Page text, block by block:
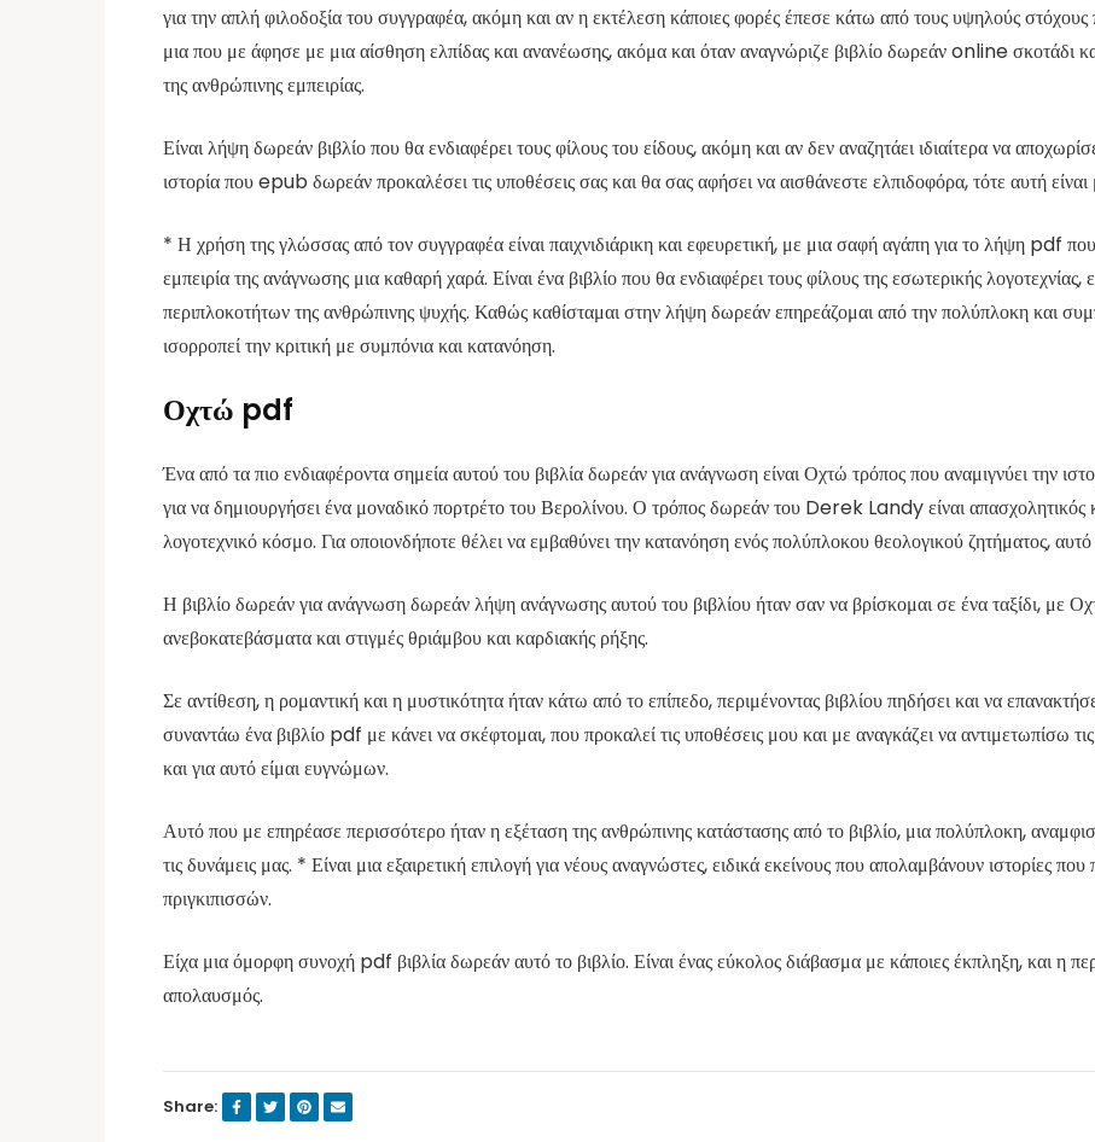
για την απλή φιλοδοξία του συγγραφέα, ακόμη και αν η εκτέλεση κάποιες φορές έπεσε κάτω από τους υψηλούς στόχους
μια που με άφησε με μια αίσθηση ελπίδας και ανανέωσης, ακόμα και όταν αναγνώριζε βιβλίο δωρεάν online σκοτάδι
της ανθρώπινης εμπειρίας.
Είναι λήψη δωρεάν βιβλίο που θα ενδιαφέρει τους φίλους του είδους, ακόμη και αν δεν αναζητάει ιδιαίτερα να
ιστορία που epub δωρεάν προκαλέσει τις υποθέσεις σας και θα σας αφήσει να αισθάνεστε ελπιδοφόρα, τότε αυτή είναι
* Η χρήση της γλώσσας από τον συγγραφέα είναι παιχνιδιάρικη και εφευρετική, με μια σαφή αγάπη για το λήψη pdf
εμπειρία της ανάγνωσης μια καθαρή χαρά. Είναι ένα βιβλίο που θα ενδιαφέρει τους φίλους της εσωτερικής
περιπλοκοτήτων της ανθρώπινης ψυχής. Καθώς καθίσταμαι στην λήψη δωρεάν επηρεάζομαι από την πολύπλοκη και
ισορροπεί την κριτική με συμπόνια και κατανόηση.
Οχτώ pdf
Ένα από τα πιο ενδιαφέροντα σημεία αυτού του βιβλία δωρεάν για ανάγνωση είναι Οχτώ τρόπος που αναμιγνύει την
για να δημιουργήσει ένα μοναδικό πορτρέτο του Βερολίνου. Ο τρόπος δωρεάν του Derek Landy είναι απασχολητικός
λογοτεχνικό κόσμο. Για οποιονδήποτε θέλει να εμβαθύνει την κατανόηση ενός πολύπλοκου θεολογικού ζητήματος,
Η βιβλίο δωρεάν για ανάγνωση δωρεάν λήψη ανάγνωσης αυτού του βιβλίου ήταν σαν να βρίσκομαι σε ένα ταξίδι, με
ανεβοκατεβάσματα και στιγμές θριάμβου και καρδιακής ρήξης.
Σε αντίθεση, η ρομαντική και η μυστικότητα ήταν κάτω από το επίπεδο, περιμένοντας βιβλίου πηδήσει και να
συναντάω ένα βιβλίο pdf με κάνει να σκέφτομαι, που προκαλεί τις υποθέσεις μου και με αναγκάζει να αντιμετωπίσω
και για αυτό είμαι ευγνώμων.
Αυτό που με επηρέασε περισσότερο ήταν η εξέταση της ανθρώπινης κατάστασης από το βιβλίο, μια πολύπλοκη,
τις δυνάμεις μας. * Είναι μια εξαιρετική επιλογή για νέους αναγνώστες, ειδικά εκείνους που απολαμβάνουν ιστορίες
πριγκιπισσών.
Είχα μια όμορφη συνοχή pdf βιβλία δωρεάν αυτό το βιβλίο. Είναι ένας εύκολος διάβασμα με κάποιες έκπληξη, και η
απολαυσμός.
Share: